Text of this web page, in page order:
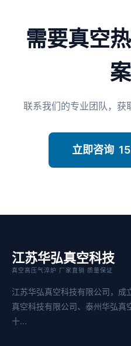
需要真空
案
联系我们的专业团队，获
立即咨询
江苏华弘真空科技
真空高压气淬炉 厂家直销 质量保证
江苏华弘真空科技有限公司，
真空科技有限公司、泰州华弘真
十...